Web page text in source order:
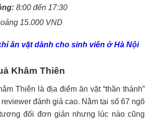
8:00 đến 17:30
15.000 VND
ăn vặt dành cho sinh viên ở Hà Nội
Khâm Thiên
Thiên là địa điểm ăn vặt “thần thánh”
đánh giá cao. Nằm tại số 67 ngõ
đối đơn giản nhưng lúc nào cũng